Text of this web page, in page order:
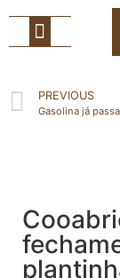
PREVIOUS